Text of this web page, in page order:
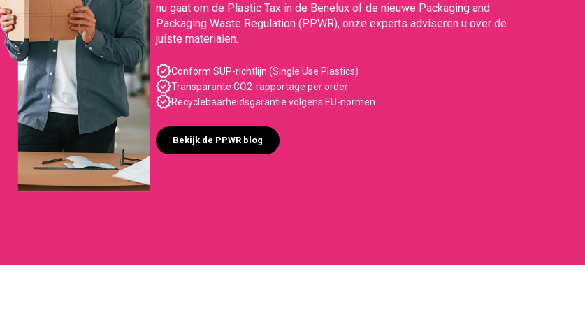
nu gaat om de Plastic Tax in de Benelux of de nieuwe Packaging and
Packaging Waste Regulation (PPWR), onze experts adviseren u over de
juiste materialen.
Conform SUP-richtlijn (Single Use Plastics)
Transparante CO2-rapportage per order
Recyclebaarheidsgarantie volgens EU-normen
Bekijk de PPWR blog